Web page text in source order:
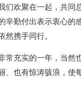
们欢聚在一起，共同
辛勤付出表示衷心的
然携手同行。
常充实的一年，当然
、也有惊涛骇浪，使